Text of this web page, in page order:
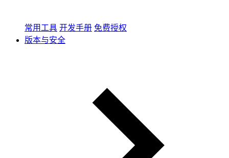
常用工具 开发手册 免费授权
版本与安全